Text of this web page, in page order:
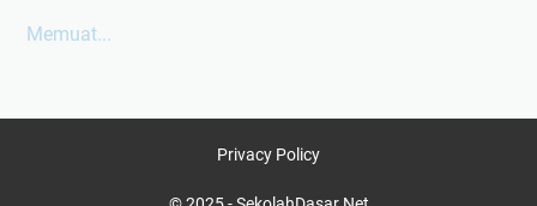
Memuat...
Privacy Policy